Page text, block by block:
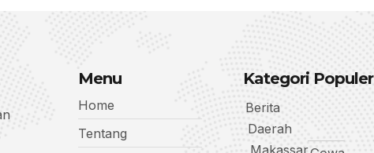
Menu
Home
Tentang
Kategori Populer
Berita
Daerah
Makassar